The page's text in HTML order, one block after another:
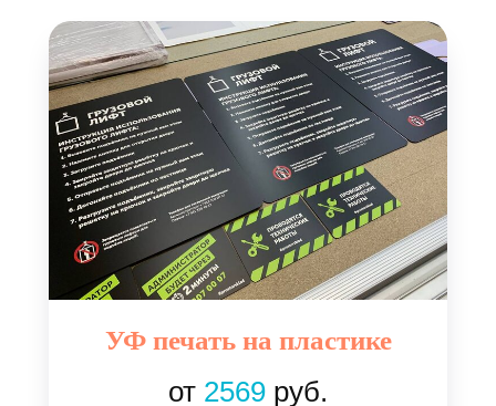
УФ печать на пластике
от 2569 руб.